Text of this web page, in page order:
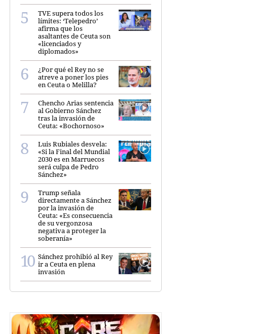
TVE supera todos los
límites: ‘Telepedro’
afirma que los
asaltantes de Ceuta son
«licenciados y
diplomados»
¿Por qué el Rey no se
atreve a poner los pies
en Ceuta o Melilla?
Chencho Arias sentencia
al Gobierno Sánchez
tras la invasión de
Ceuta: «Bochornoso»
Luis Rubiales desvela:
«Si la Final del Mundial
2030 es en Marruecos
será culpa de Pedro
Sánchez»
Trump señala
directamente a Sánchez
por la invasión de
Ceuta: «Es consecuencia
de su vergonzosa
negativa a proteger la
soberanía»
Sánchez prohibió al Rey
ir a Ceuta en plena
invasión